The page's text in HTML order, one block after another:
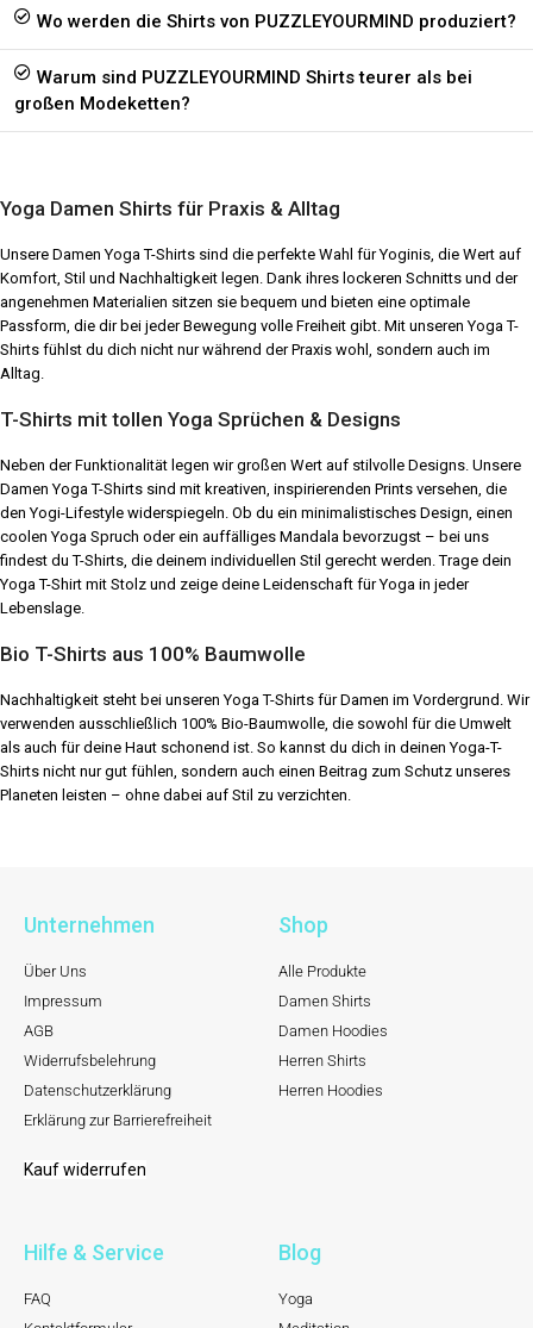
Wo werden die Shirts von PUZZLEYOURMIND produziert?
Warum sind PUZZLEYOURMIND Shirts teurer als bei
großen Modeketten?
Yoga Damen Shirts für Praxis & Alltag
Unsere Damen Yoga T-Shirts sind die perfekte Wahl für Yoginis, die Wert auf
Komfort, Stil und Nachhaltigkeit legen. Dank ihres lockeren Schnitts und der
angenehmen Materialien sitzen sie bequem und bieten eine optimale
Passform, die dir bei jeder Bewegung volle Freiheit gibt. Mit unseren Yoga T-
Shirts fühlst du dich nicht nur während der Praxis wohl, sondern auch im
Alltag.
T-Shirts mit tollen Yoga Sprüchen & Designs
Neben der Funktionalität legen wir großen Wert auf stilvolle Designs. Unsere
Damen Yoga T-Shirts sind mit kreativen, inspirierenden Prints versehen, die
den Yogi-Lifestyle widerspiegeln. Ob du ein minimalistisches Design, einen
coolen Yoga Spruch oder ein auffälliges Mandala bevorzugst – bei uns
findest du T-Shirts, die deinem individuellen Stil gerecht werden. Trage dein
Yoga T-Shirt mit Stolz und zeige deine Leidenschaft für Yoga in jeder
Lebenslage.
Bio T-Shirts aus 100% Baumwolle
Nachhaltigkeit steht bei unseren Yoga T-Shirts für Damen im Vordergrund. Wir
verwenden ausschließlich 100% Bio-Baumwolle, die sowohl für die Umwelt
als auch für deine Haut schonend ist. So kannst du dich in deinen Yoga-T-
Shirts nicht nur gut fühlen, sondern auch einen Beitrag zum Schutz unseres
Planeten leisten – ohne dabei auf Stil zu verzichten.
Unternehmen
Über Uns
Impressum
AGB
Widerrufsbelehrung
Datenschutzerklärung
Erklärung zur Barrierefreiheit
Kauf widerrufen
Shop
Alle Produkte
Damen Shirts
Damen Hoodies
Herren Shirts
Herren Hoodies
Hilfe & Service
FAQ
Blog
Yoga